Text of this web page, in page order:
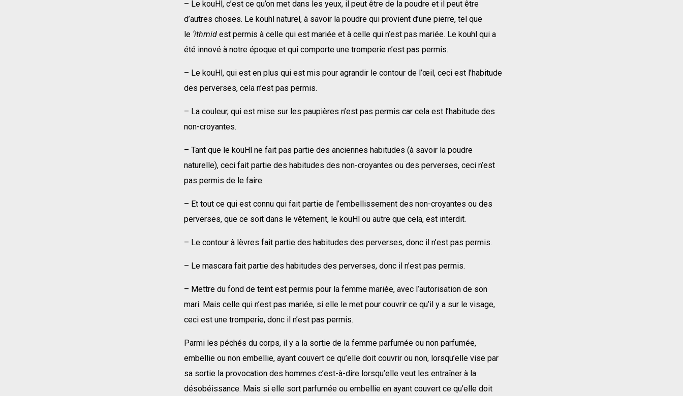
– Le kouHl, c’est ce qu’on met dans les yeux, il peut être de la poudre et il peut être
d’autres choses. Le kouhl naturel, à savoir la poudre qui provient d’une pierre, tel que
le ‘ithmid est permis à celle qui est mariée et à celle qui n’est pas mariée. Le kouhl qui a
été innové à notre époque et qui comporte une tromperie n’est pas permis.
– Le kouHl, qui est en plus qui est mis pour agrandir le contour de l’œil, ceci est l’habitude
des perverses, cela n’est pas permis.
– La couleur, qui est mise sur les paupières n’est pas permis car cela est l’habitude des
non-croyantes.
– Tant que le kouHl ne fait pas partie des anciennes habitudes (à savoir la poudre
naturelle), ceci fait partie des habitudes des non-croyantes ou des perverses, ceci n’est
pas permis de le faire.
– Et tout ce qui est connu qui fait partie de l’embellissement des non-croyantes ou des
perverses, que ce soit dans le vêtement, le kouHl ou autre que cela, est interdit.
– Le contour à lèvres fait partie des habitudes des perverses, donc il n’est pas permis.
– Le mascara fait partie des habitudes des perverses, donc il n’est pas permis.
– Mettre du fond de teint est permis pour la femme mariée, avec l’autorisation de son
mari. Mais celle qui n’est pas mariée, si elle le met pour couvrir ce qu’il y a sur le visage,
ceci est une tromperie, donc il n’est pas permis.
Parmi les péchés du corps, il y a la sortie de la femme parfumée ou non parfumée,
embellie ou non embellie, ayant couvert ce qu’elle doit couvrir ou non, lorsqu’elle vise par
sa sortie la provocation des hommes c’est-à-dire lorsqu’elle veut les entraîner à la
désobéissance. Mais si elle sort parfumée ou embellie en ayant couvert ce qu’elle doit